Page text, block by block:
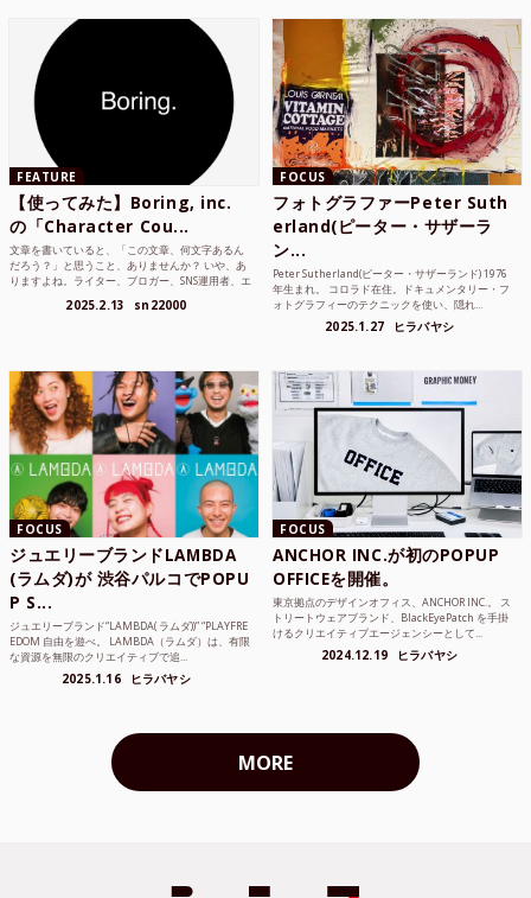
FEATURE
【使ってみた】Boring, inc.
の「Character Cou...
文章を書いていると、「この文章、何文字あるん
だろう？」と思うこと、ありませんか？ いや、あ
りますよね。ライター、ブロガー、SNS運用者、エ
2025.2.13 sn22000
FOCUS
フォトグラファーPeter Suth
erland(ピーター・サザーラ
ン...
Peter Sutherland(ピーター・サザーランド) 1976
年生まれ。 コロラド在住。ドキュメンタリー・フ
ォトグラフィーのテクニックを使い、隠れ...
2025.1.27 ヒラバヤシ
FOCUS
ジュエリーブランドLAMBDA
(ラムダ)が 渋谷パルコでPOPU
P S...
ジュエリーブランド“LAMBDA( ラムダ))” “PLAYFRE
EDOM 自由を遊べ。 LAMBDA（ラムダ）は、有限
な資源を無限のクリエイティブで追...
2025.1.16 ヒラバヤシ
FOCUS
ANCHOR INC.が初のPOPUP
OFFICEを開催。
東京拠点のデザインオフィス、ANCHOR INC.。 ス
トリートウェアブランド、BlackEyePatch を手掛
けるクリエイティブエージェンシーとして...
2024.12.19 ヒラバヤシ
MORE